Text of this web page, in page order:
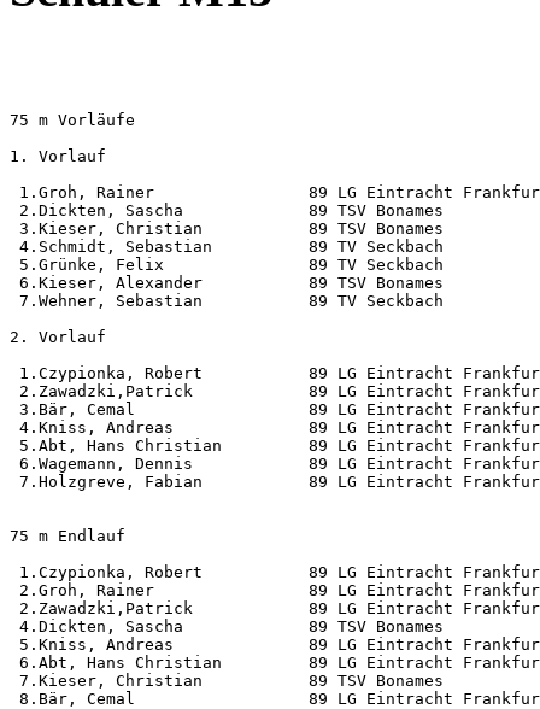
75 m Vorläufe
1. Vorlauf
1.Groh, Rainer                89 LG Eintracht
2.Dickten, Sascha             89 TSV
3.Kieser, Christian           89 TSV Bonames
4.Schmidt, Sebastian          89 TV Seckbach
5.Grünke, Felix               89 TV Seckbach
6.Kieser, Alexander           89 TSV Bonames
7.Wehner, Sebastian           89 TV Seckbach
2. Vorlauf
1.Czypionka, Robert           89 LG Eintracht
2.Zawadzki,Patrick            89 LG Eintracht
3.Bär, Cemal                  89 LG Eintracht
4.Kniss, Andreas              89 LG Eintracht
5.Abt, Hans Christian         89 LG Eintracht
6.Wagemann, Dennis            89 LG Eintracht
7.Holzgreve, Fabian           89 LG Eintracht
75 m Endlauf
1.Czypionka, Robert           89 LG Eintracht
2.Groh, Rainer                89 LG Eintracht Frankfurt
2.Zawadzki,Patrick            89 LG Eintracht
4.Dickten, Sascha             89 TSV Bonames
5.Kniss, Andreas              89 LG Eintracht
6.Abt, Hans Christian         89 LG Eintracht
7.Kieser, Christian           89 TSV Bonames
8.Bär, Cemal                  89 LG Eintracht Frankfurt